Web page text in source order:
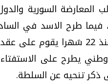
المعارضة السورية
طرح الاسد في
في بلاده منذ 22 شهرا
يطرح على
ذكر تنحيه عن السلطة.